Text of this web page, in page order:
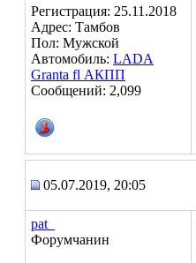
Регистрация: 25.11.2018
Адрес: Тамбов
Пол: Мужской
Автомобиль: LADA
Granta fl АКПП
Сообщений: 2,099
05.07.2019, 20:05
pat_
Форумчанин